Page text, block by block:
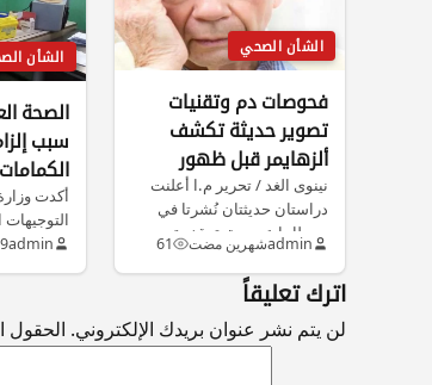
الشأن الصحي
فحوصات دم وتقنيات
تصوير حديثة تكشف
ألزهايمر قبل ظهور
أعراضه بسنوات
نينوى الغد / تحرير م.ا أعلنت
دراستان حديثتان نُشرتا في
بريطانيا عن تحقيق قفزة…
adminشهرين مضت 61
الشأن
الصحة
سبب
فيروس
أكدت
المدارس
admin9 أشهر مضت
اترك تعليقاً
لن يتم نشر عنوان بريدك الإلكتروني. الحقول